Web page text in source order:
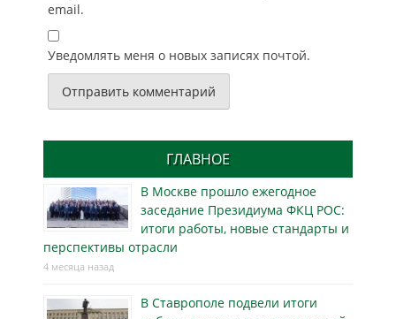
email.
Уведомлять меня о новых записях почтой.
ГЛАВНОЕ
В Москве прошло ежегодное
заседание Президиума ФКЦ РОС:
итоги работы, новые стандарты и
перспективы отрасли
4 месяца назад
В Ставрополе подвели итоги